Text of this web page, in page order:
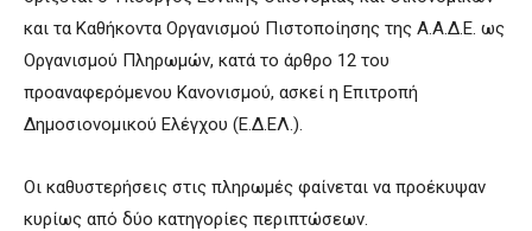
και τα Καθήκοντα Οργανισμού Πιστοποίησης της Α.Α.Δ.Ε. ως
Οργανισμού Πληρωμών, κατά το άρθρο 12 του
προαναφερόμενου Κανονισμού, ασκεί η Επιτροπή
Δημοσιονομικού Ελέγχου (Ε.Δ.ΕΛ.).
Οι καθυστερήσεις στις πληρωμές φαίνεται να προέκυψαν
κυρίως από δύο κατηγορίες περιπτώσεων.